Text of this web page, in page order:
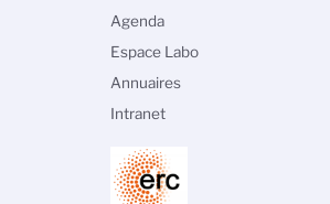
Agenda
Espace Labo
Annuaires
Intranet